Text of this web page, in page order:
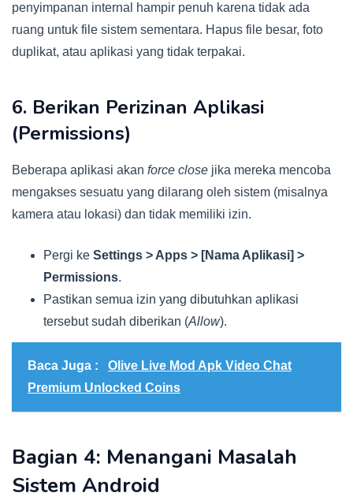
penyimpanan internal hampir penuh karena tidak ada
ruang untuk file sistem sementara. Hapus file besar, foto
duplikat, atau aplikasi yang tidak terpakai.
6. Berikan Perizinan Aplikasi
(Permissions)
Beberapa aplikasi akan force close jika mereka mencoba
mengakses sesuatu yang dilarang oleh sistem (misalnya
kamera atau lokasi) dan tidak memiliki izin.
Pergi ke Settings > Apps > [Nama Aplikasi] >
Permissions.
Pastikan semua izin yang dibutuhkan aplikasi
tersebut sudah diberikan (Allow).
Baca Juga :
Olive Live Mod Apk Video Chat
Premium Unlocked Coins
Bagian 4: Menangani Masalah
Sistem Android